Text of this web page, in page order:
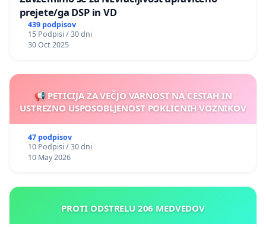
prejete/ga DSP in VD
439 podpisov
15 Podpisi / 30 dni
30 Oct 2025
📢 PETICIJA ZA VEČJO VARNOST NA CESTAH IN
USTREZNO USPOSOBLJENOST POKLICNIH VOZNIKOV
47 podpisov
10 Podpisi / 30 dni
10 May 2026
PROTI ODSTRELU 206 MEDVEDOV